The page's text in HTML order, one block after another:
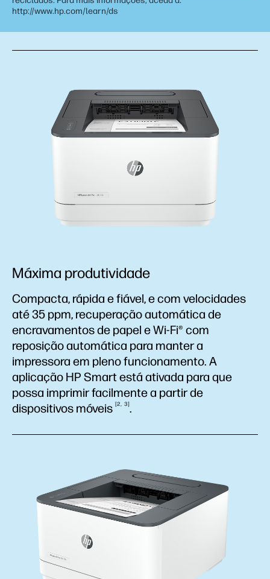
http://www.hp.com/learn/ds
Máxima produtividade
Compacta, rápida e fiável, e com velocidades
até 35 ppm, recuperação automática de
encravamentos de papel e Wi-Fi® com
reposição automática para manter a
impressora em pleno funcionamento. A
aplicação HP Smart está ativada para que
possa imprimir facilmente a partir de
dispositivos móveis 2 3 .